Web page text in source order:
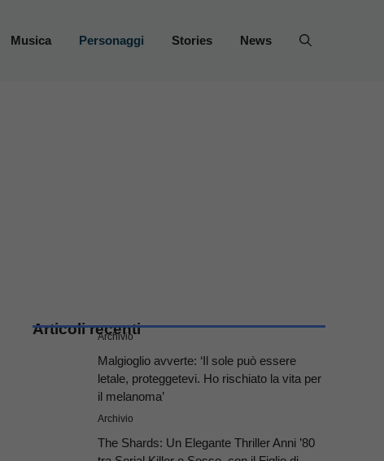
Musica Personaggi Stories News
Articoli recenti
Archivio
Malgioglio avverte: ‘Il sole può essere
letale, proteggetevi. Ho rischiato la vita per
il melanoma’
Archivio
The Shards: Un Elegante Thriller Anni ’80